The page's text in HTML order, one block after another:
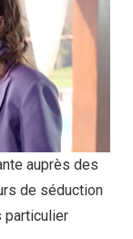
auprès des
de séduction
particulier